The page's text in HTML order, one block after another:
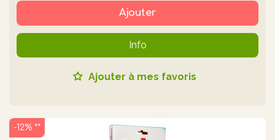
Ajouter
Info
Ajouter à mes favoris
-12% **